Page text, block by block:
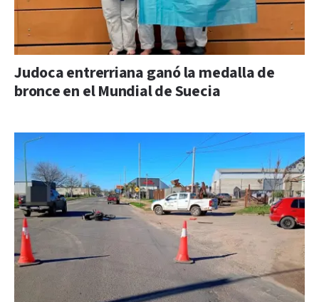
Judoca entrerriana ganó la medalla de
bronce en el Mundial de Suecia